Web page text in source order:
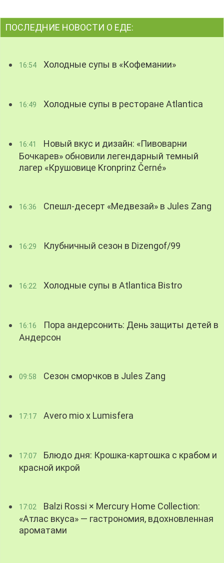
ПОСЛЕДНИЕ НОВОСТИ О ЕДЕ:
16:54 Холодные супы в «Кофемании»
16:49 Холодные супы в ресторане Atlantica
16:41
Новый вкус и дизайн: «Пивоварни
Бочкарев» обновили легендарный темный
лагер «Крушовице Kronprinz Černé»
16:36 Спешл-десерт «Медвезай» в Jules Zang
16:29 Клубничный сезон в Dizengof/99
16:22 Холодные супы в Atlantica Bistro
16:16
Пора андерсонить: День защиты детей в
Андерсон
09:58 Сезон сморчков в Jules Zang
17:17 Avero mio x Lumisfera
17:07
Блюдо дня: Крошка-картошка с крабом и
красной икрой
17:02
Balzi Rossi × Mercury Home Collection:
«Атлас вкуса» — гастрономия, вдохновленная
ароматами